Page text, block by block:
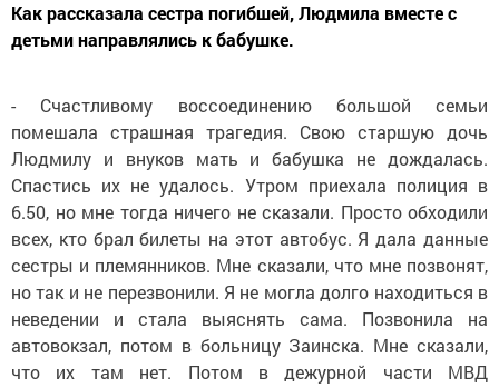
Как рассказала сестра погибшей, Людмила вместе с
детьми направлялись к бабушке.
- Счастливому воссоединению большой семьи
помешала страшная трагедия. Свою старшую дочь
Людмилу и внуков мать и бабушка не дождалась.
Спастись их не удалось. Утром приехала полиция в
6.50, но мне тогда ничего не сказали. Просто обходили
всех, кто брал билеты на этот автобус. Я дала данные
сестры и племянников. Мне сказали, что мне позвонят,
но так и не перезвонили. Я не могла долго находиться в
неведении и стала выяснять сама. Позвонила на
автовокзал, потом в больницу Заинска. Мне сказали,
что их там нет. Потом в дежурной части МВД